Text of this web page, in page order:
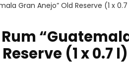
Gran Anejo” Old Reserve (1 x 0.7
(1 x 0.7 l)